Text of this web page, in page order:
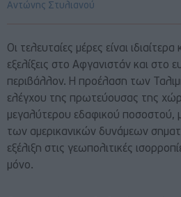
Αντώνης Στυλιανού
Οι τελευταίες μέρες είναι
εξελίξεις στο Αφγανιστάν και στο
περιβάλλον. Η προέλαση των
ελέγχου της πρωτεύουσας της
μεγαλύτερου εδαφικού ποσοστού,
των αμερικανικών δυνάμεων
εξέλιξη στις γεωπολιτικές
μόνο.